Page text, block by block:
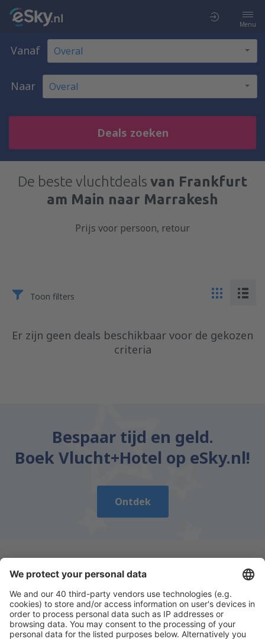
Menu
Vanaf
Naar
Deals zoeken
De beste vluchtdeals van Frankfurt
am Main naar Marrakesh
Prijs voor persoon, retour
Toon filters
Er zijn geen deals beschikbaar voor de gekozen
criteria
Bespaar tijd en geld.
Boek Vlucht+Hotel op eSky.nl!
Ontdek
Download onze appen plan gemakkelijk uw